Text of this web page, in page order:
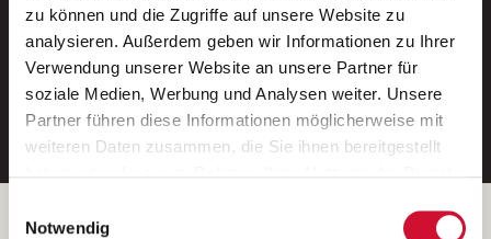
zu können und die Zugriffe auf unsere Website zu
analysieren. Außerdem geben wir Informationen zu Ihrer
Verwendung unserer Website an unsere Partner für
soziale Medien, Werbung und Analysen weiter. Unsere
Partner führen diese Informationen möglicherweise mit
weiteren Daten zusammen, die Sie ihnen bereitgestellt
Wenn Sie auf „Cookies zulassen“ klicken, so stimmen
Notwendig
Ein kostenloser Service von AWO
Jobs.
E-Mail-Adresse eintragen
Betreiber der Webseite